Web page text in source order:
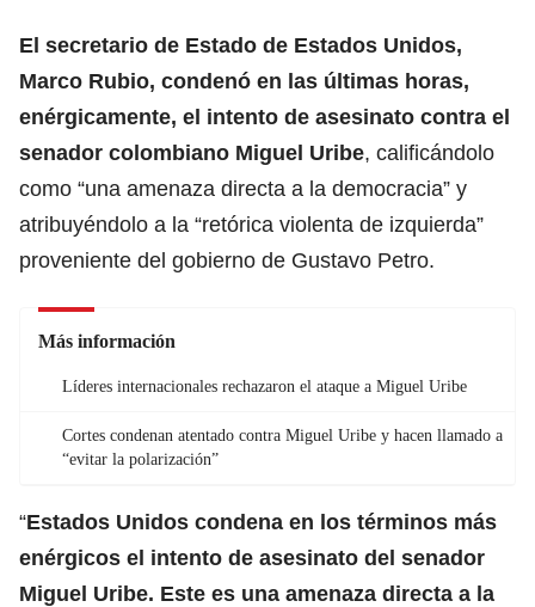
El secretario de Estado de Estados Unidos,
Marco Rubio, condenó en las últimas horas,
enérgicamente, el intento de asesinato contra el
senador colombiano Miguel Uribe, calificándolo
como “una amenaza directa a la democracia” y
atribuyéndolo a la “retórica violenta de izquierda”
proveniente del gobierno de Gustavo Petro.
Más información
Líderes internacionales rechazaron el ataque a Miguel Uribe
Cortes condenan atentado contra Miguel Uribe y hacen llamado a
“evitar la polarización”
“Estados Unidos condena en los términos más
enérgicos el intento de asesinato del senador
Miguel Uribe. Este es una amenaza directa a la